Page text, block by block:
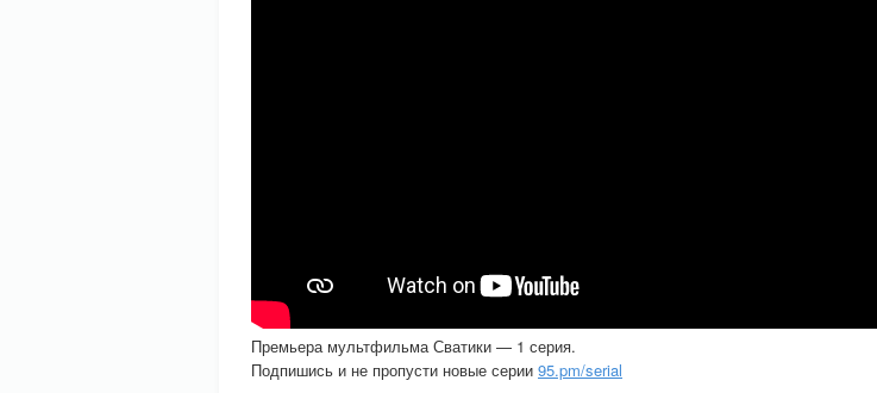
Премьера мультфильма Сватики — 1 серия.
Подпишись и не пропусти новые серии 95.pm/serial